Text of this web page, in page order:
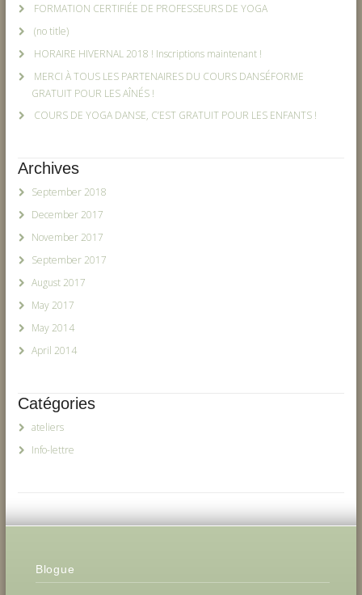
FORMATION CERTIFIÉE DE PROFESSEURS DE YOGA
(no title)
HORAIRE HIVERNAL 2018 ! Inscriptions maintenant !
MERCI À TOUS LES PARTENAIRES DU COURS DANSÉFORME
GRATUIT POUR LES AÎNÉS !
COURS DE YOGA DANSE, C’EST GRATUIT POUR LES ENFANTS !
Archives
September 2018
December 2017
November 2017
September 2017
August 2017
May 2017
May 2014
April 2014
Catégories
ateliers
Info-lettre
Blogue